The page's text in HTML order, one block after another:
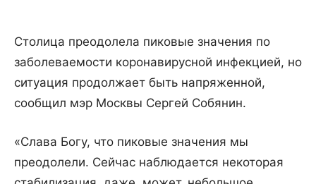
Столица преодолела пиковые значения по
заболеваемости коронавирусной инфекцией, но
ситуация продолжает быть напряженной,
сообщил мэр Москвы Сергей Собянин.
«Слава Богу, что пиковые значения мы
преодолели. Сейчас наблюдается некоторая